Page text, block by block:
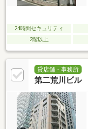
24時間セキュリティ
2階以上
貸店舗・事務所
第二荒川ビル